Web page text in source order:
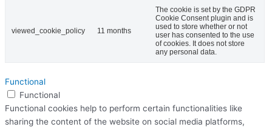
viewed_cookie_policy 11 months
The cookie is set by the GDPR
Cookie Consent plugin and is
used to store whether or not
user has consented to the use
of cookies. It does not store
any personal data.
Functional
Functional
Functional cookies help to perform certain functionalities like
sharing the content of the website on social media platforms,